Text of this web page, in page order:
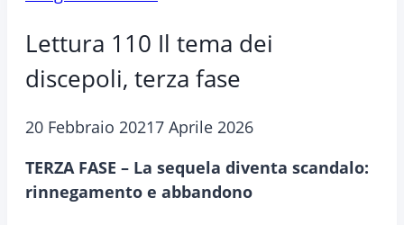
Lettura 110 Il tema dei
discepoli, terza fase
20 Febbraio 20217 Aprile 2026
TERZA FASE – La sequela diventa scandalo:
rinnegamento e abbandono